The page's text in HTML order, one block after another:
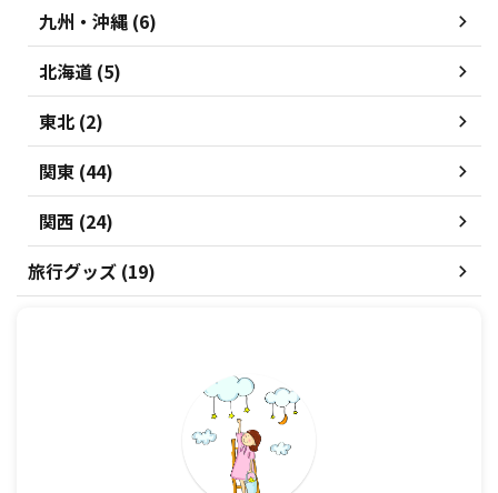
九州・沖縄 (6)
北海道 (5)
東北 (2)
関東 (44)
関西 (24)
旅行グッズ (19)